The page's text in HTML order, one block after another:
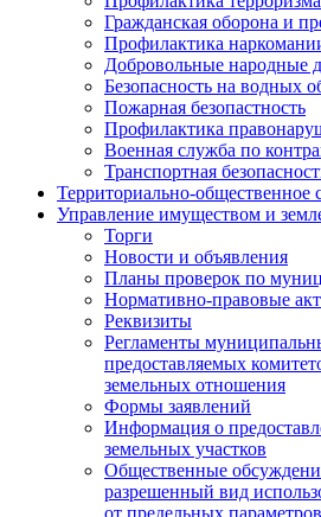
Гражданская оборона и
Профилактика
Добровольные народные
Безопасность на водных
Пожарная безопастность
Профилактика
Военная служба по
Транспортная
Территориально-общественное
Управление имуществом и
Торги
Новости и объявления
Планы проверок по
Нормативно-правовые
Реквизиты
Регламенты
предоставляемых
земельных отношения
Формы заявлений
Информация о
земельных участков
Общественные
разрешенный вид
от предельных